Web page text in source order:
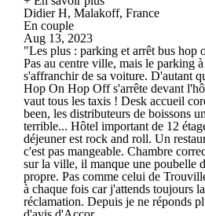
Didier H, Malakoff, France
En couple
Aug 13, 2023
"Les plus : parking et arrêt bus hop
Pas au centre ville, mais le parking
s'affranchir de sa voiture. D'autant
Hop On Hop Off s'arrête devant
vaut tous les taxis ! Desk accueil
been, les distributeurs de boissons
terrible... Hôtel important de 12
déjeuner est rock and roll. Un
c'est pas mangeable. Chambre
sur la ville, il manque une poubelle
propre. Pas comme celui de
à chaque fois car j'attends toujours
réclamation. Depuis je ne réponds